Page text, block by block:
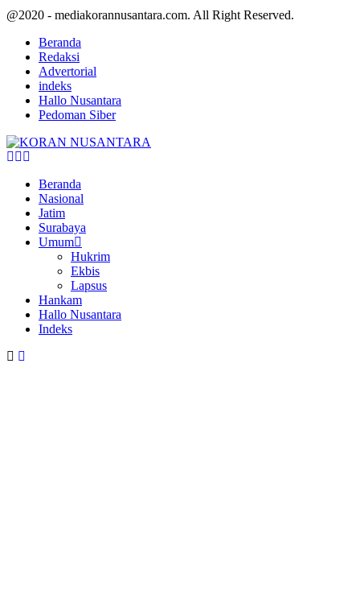
@2020 - mediakorannusantara.com. All Right Reserved.
Beranda
Redaksi
Advertorial
indeks
Hallo Nusantara
Pedoman Siber
Facebook
Twitter
Beranda
Nasional
Jatim
Surabaya
Umum
Hukrim
Ekbis
Lapsus
Hankam
Hallo Nusantara
Indeks